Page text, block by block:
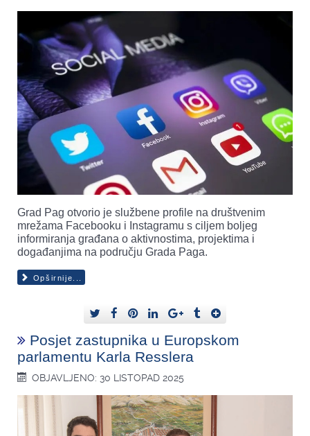
Grad Pag otvorio je službene profile na društvenim
mrežama Facebooku i Instagramu s ciljem boljeg
informiranja građana o aktivnostima, projektima i
događanjima na području Grada Paga.
Opširnije...
Posjet zastupnika u Europskom
parlamentu Karla Resslera
OBJAVLJENO: 30 LISTOPAD 2025